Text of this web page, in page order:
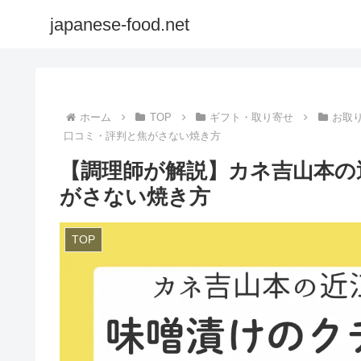
japanese-food.net
ホーム TOP ギフト・取り寄せ
お取
口コミ・評判と焦がさない焼き方
【調理師が解説】カネ吉山本
がさない焼き方
TOP